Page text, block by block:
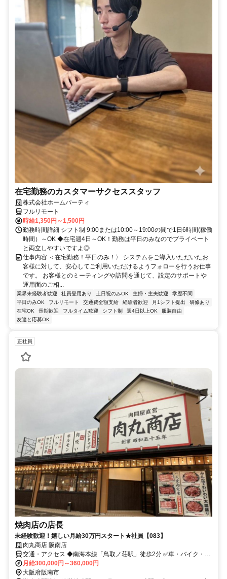
在宅勤務のカスタマーサクセススタッフ
株式会社ホームパーティ
フルリモート
時給1,350円～1,500円
勤務時間詳細 シフト制 9:00または10:00～19:00の間で1日6時間(稼働
時間）～OK ◆在宅週4日～OK！勤務は平日のみなのでプライベート
と両立しやすいですよ◎
仕事内容 ＜在宅勤務！平日のみ！〉 システムをご導入いただいたお
客様に対して、安心してご利用いただけるようフォローを行うお仕事
です。 お客様とのミーティングや訪問を通じて、設定のサポートや
運用面のご相...
業界未経験者歓迎 社員登用あり 土日祝のみOK 主婦・主夫歓迎
学歴不問
平日のみOK
フルリモート 交通費全額支給 経験者歓迎 月1シフト提出
研修あり
在宅OK
長期歓迎 フルタイム歓迎 シフト制 週4日以上OK
服装自由
友達と応募OK
正社員
焼肉店の店長
未経験歓迎！嬉しい月給30万円スタート★社員【083】
肉丸商店 阪南店
交通・アクセス ◆南海本線「鳥取ノ荘駅」徒歩2分 ✅車・バイク・自
転車通勤OK
月給300,000円～360,000円
大阪府阪南市